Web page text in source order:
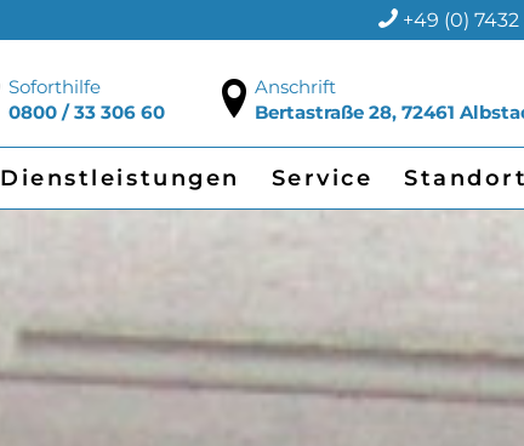
+49 (0)
Soforthilfe
0800 / 33 306 60
Anschrift
Bertastraße 28, 72461
Dienstleistungen Service